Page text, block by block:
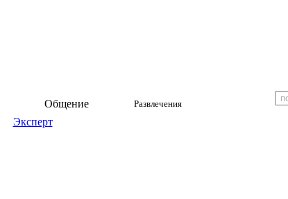
Общение Развлечения
Эксперт